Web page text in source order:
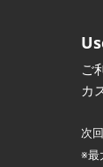
ご
カ
次
※最